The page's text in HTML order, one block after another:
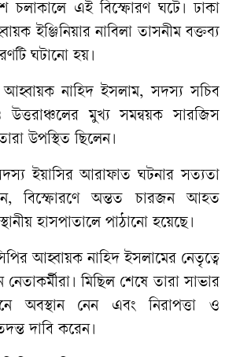
চলাকালে এই বিস্ফোরণ ঘটে। ঢাকা
ইঞ্জিনিয়ার নাবিলা তাসনীম বক্তব্য
ঘটানো হয়।
আহ্বায়ক নাহিদ ইসলাম, সদস্য সচিব
মুখ্য সমন্বয়ক সারজিস
উপস্থিত ছিলেন।
ইয়াসির আরাফাত ঘটনার সত্যতা
বিস্ফোরণে অন্তত চারজন আহত
হাসপাতালে পাঠানো হয়েছে।
আহ্বায়ক নাহিদ ইসলামের নেতৃত্বে
মিছিল শেষে তারা সাভার
অবস্থান নেন এবং নিরাপত্তা ও
দাবি করেন।